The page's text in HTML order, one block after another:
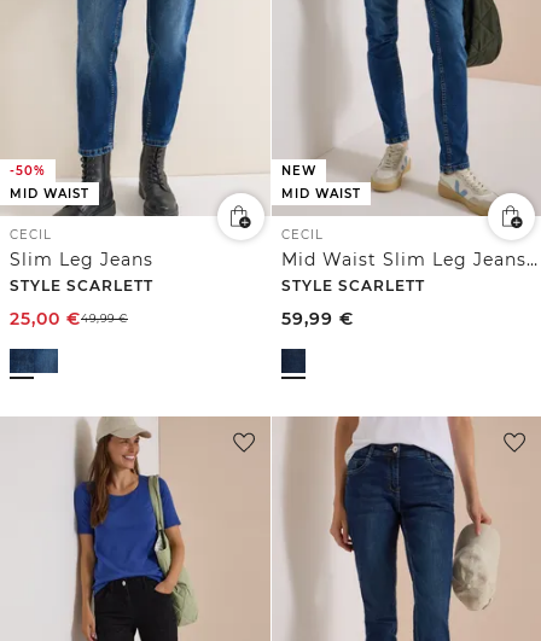
-50%
MID WAIST
CECIL
Slim Leg Jeans
STYLE SCARLETT
25,00 €49,99€
NEW
MID WAIST
CECIL
Mid Waist Slim Leg Jeans im Casual Fit
STYLE SCARLETT
59,99 €